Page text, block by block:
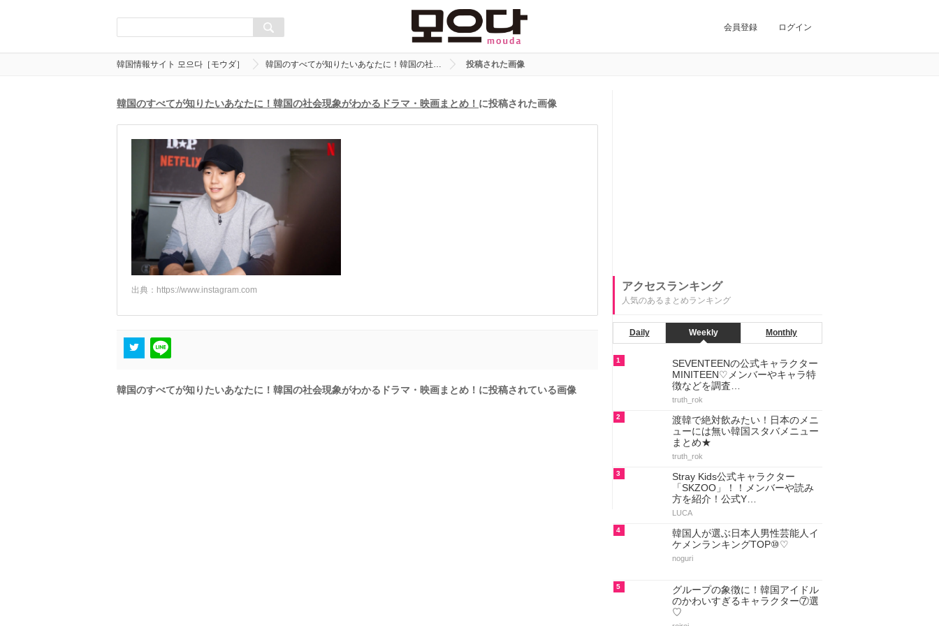
会員登録 ログイン
韓国情報サイト 모으다［モウダ］ 韓国のすべてが知りたいあなたに！韓国の社… 投稿された画像
韓国のすべてが知りたいあなたに！韓国の社会現象がわかるドラマ・映画まとめ！ に投稿された画像
出典： https://www.instagram.com
韓国のすべてが知りたいあなたに！韓国の社会現象がわかるドラマ・映画まとめ！に投稿されている画像
アクセスランキング
人気のあるまとめランキング
Daily Weekly Monthly
1
SEVENTEENの公式キャラクター
MINITEEN♡メンバーやキャラ特
徴などを調査…
truth_rok
2
渡韓で絶対飲みたい！日本のメニ
ューには無い韓国スタバメニュー
まとめ★
truth_rok
3
Stray Kids公式キャラクター
「SKZOO」！！メンバーや読み
方を紹介！公式Y…
LUCA
4
韓国人が選ぶ日本人男性芸能人イ
ケメンランキングTOP⑩♡
noguri
5
グループの象徴に！韓国アイドル
のかわいすぎるキャラクター⑦選
♡